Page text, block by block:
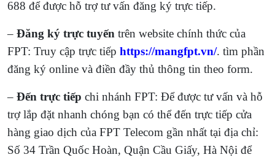
688 để được hỗ trợ tư vấn đăng ký trực tiếp.
– Đăng ký trực tuyến trên website chính thức của
FPT: Truy cập trực tiếp https://mangfpt.vn/. tìm phần
đăng ký online và điền đầy thủ thông tin theo form.
– Đến trực tiếp chi nhánh FPT: Để được tư vấn và hỗ
trợ lắp đặt nhanh chóng bạn có thể đến trực tiếp cửa
hàng giao dịch của FPT Telecom gần nhất tại địa chỉ:
Số 34 Trần Quốc Hoàn, Quận Cầu Giấy, Hà Nội để